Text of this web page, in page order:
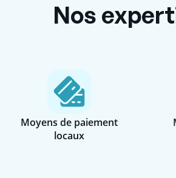
Nos
Moyens de paiement
locaux